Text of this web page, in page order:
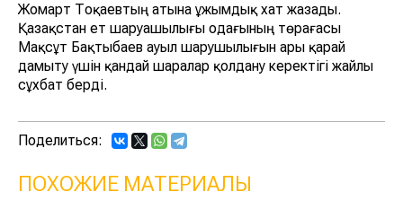
Жомарт Тоқаевтың атына ұжымдық хат жазады.
Қазақстан ет шаруашылығы одағының төрағасы
Мақсұт Бақтыбаев ауыл шарушылығын ары қарай
дамыту үшін қандай шаралар қолдану керектігі жайлы
сұхбат берді.
Поделиться:
ПОХОЖИЕ МАТЕРИАЛЫ